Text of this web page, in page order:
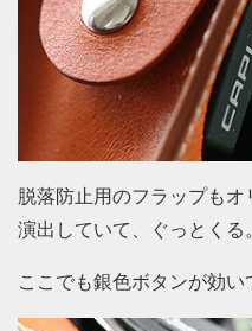
脱落防止用のフラップも
演出していて、ぐっとくる
ここでも銀色ボタンが効い